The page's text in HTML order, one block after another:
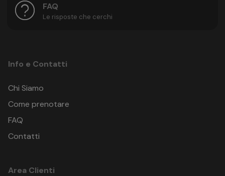
FAQ
Le risposte che cerchi
Info e Contatti
Chi Siamo
Come prenotare
FAQ
Contatti
Area Clienti